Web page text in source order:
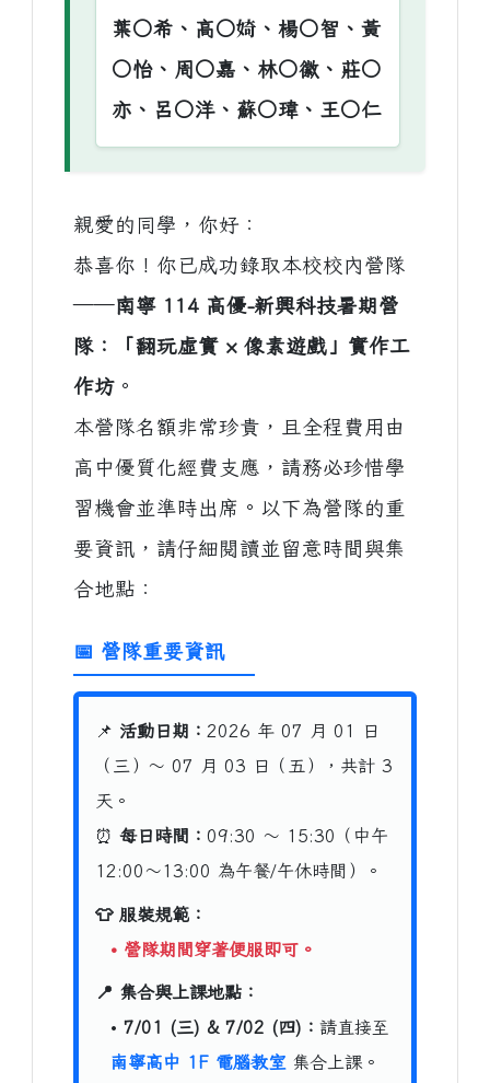
葉○希、高○婍、楊○智、黃
○怡、周○嘉、林○徽、莊○
亦、呂○洋、蘇○瑋、王○仁
親愛的同學，你好：
恭喜你！你已成功錄取本校校內營隊
——南寧 114 高優-新興科技暑期營
隊：「翻玩虛實 × 像素遊戲」實作工
作坊。
本營隊名額非常珍貴，且全程費用由
高中優質化經費支應，請務必珍惜學
習機會並準時出席。以下為營隊的重
要資訊，請仔細閱讀並留意時間與集
合地點：
📅 營隊重要資訊
📌 活動日期： 2026 年 07 月 01 日
（三）～ 07 月 03 日（五），共計 3
天。
⏰ 每日時間： 09:30 ～ 15:30（中午
12:00～13:00 為午餐/午休時間）。
👕 服裝規範：
• 營隊期間穿著便服即可。
📍 集合與上課地點：
•7/01 (三) & 7/02 (四)：請直接至
南寧高中 1F 電腦教室 集合上課。